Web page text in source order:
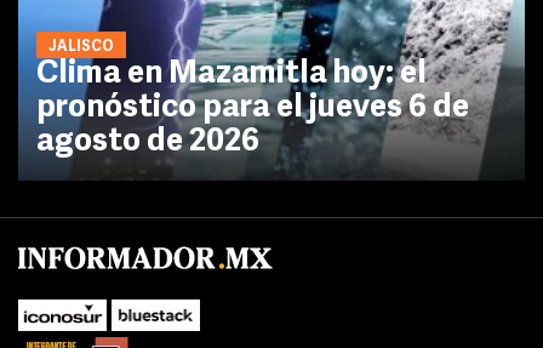
JALISCO
Clima en Mazamitla hoy: el
pronóstico para el jueves 6 de
agosto de 2026